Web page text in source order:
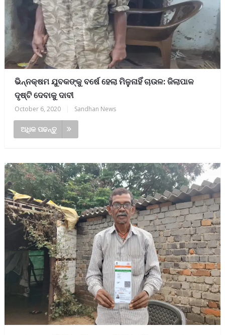
ଭିନ୍ନକ୍ଷମ ଯୁବକଙ୍କୁ ବର୍ଷେ ହେଲା ମିଳୁନାହିଁ ଚାଉଳ: ଜିଲାପାଳ
ଦୃଷ୍ଟି ଦେବାକୁ ଦାବୀ
October 6, 2020 Sandhan News
ଅଧିକ ପଢନ୍ତୁ